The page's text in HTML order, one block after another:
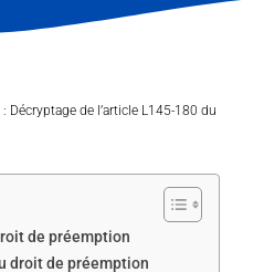
de l’article L145-180 du
de préemption
droit de préemption